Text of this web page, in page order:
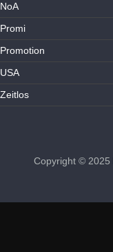
NoA
Promi
Promotion
USA
Zeitlos
Copyright © 2025